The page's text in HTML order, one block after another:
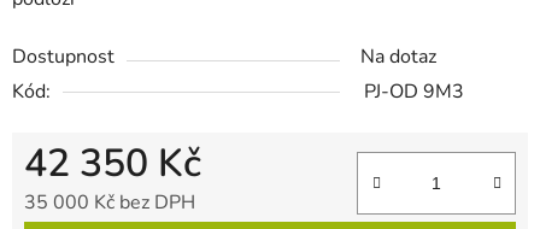
Dostupnost
Na dotaz
Kód:
PJ-OD 9M3
42 350 Kč
35 000 Kč bez DPH